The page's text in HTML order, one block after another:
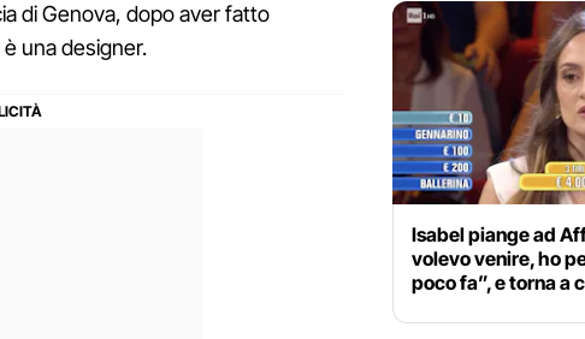
di Genova, dopo aver fatto
una designer.
Isabel piange ad
volevo venire, ho
poco fa”, e torna a